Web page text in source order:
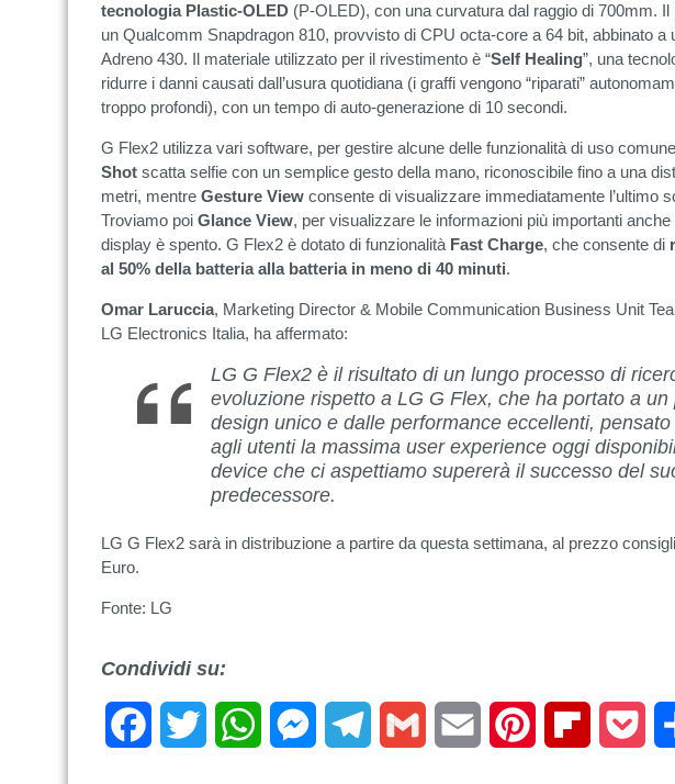
tecnologia Plastic-OLED (P-OLED), con una curvatura dal raggio di 700mm.
un Qualcomm Snapdragon 810, provvisto di CPU octa-core a 64 bit, abbinato a
Adreno 430. Il materiale utilizzato per il rivestimento è “Self Healing”, una
ridurre i danni causati dall’usura quotidiana (i graffi vengono “riparati”
troppo profondi), con un tempo di auto-generazione di 10 secondi.
G Flex2 utilizza vari software, per gestire alcune delle funzionalità di uso
Shot scatta selfie con un semplice gesto della mano, riconoscibile fino a una
metri, mentre Gesture View consente di visualizzare immediatamente l’ultimo
Troviamo poi Glance View, per visualizzare le informazioni più importanti anche
display è spento. G Flex2 è dotato di funzionalità Fast Charge, che consente di
al 50% della batteria alla batteria in meno di 40 minuti.
Omar Laruccia, Marketing Director & Mobile Communication Business Unit
LG Electronics Italia, ha affermato:
LG G Flex2 è il risultato di un lungo processo di
evoluzione rispetto a LG G Flex, che ha portato a un
design unico e dalle performance eccellenti,
agli utenti la massima user experience oggi
device che ci aspettiamo supererà il successo del
predecessore.
LG G Flex2 sarà in distribuzione a partire da questa settimana, al prezzo
Euro.
Fonte: LG
Condividi su:
FacebookTwitter WhatsAppMessengerTelegramGmail Email Pinterest Flipboard